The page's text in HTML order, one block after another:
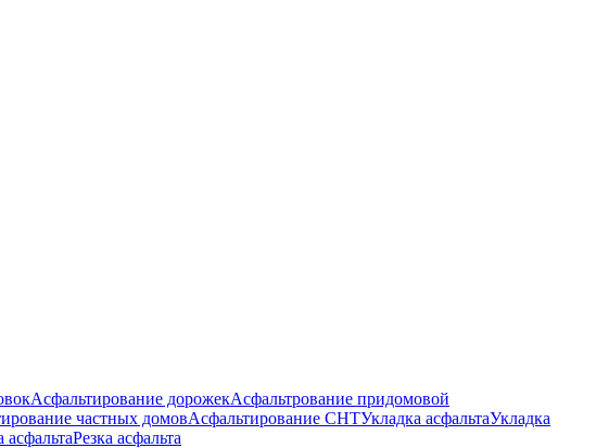
Асфальтирование дорожекАсфальтрование придомовой
частных домовАсфальтирование СНТУкладка асфальтаУкладка
асфальтаРезка асфальта